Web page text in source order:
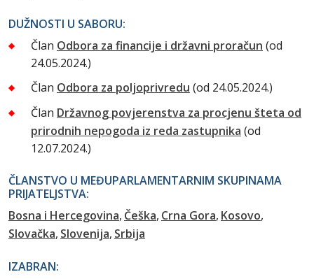
DUŽNOSTI U SABORU:
Član Odbora za financije i državni proračun (od
24.05.2024.)
Član Odbora za poljoprivredu (od 24.05.2024.)
Član Državnog povjerenstva za procjenu šteta od
prirodnih nepogoda iz reda zastupnika (od
12.07.2024.)
ČLANSTVO U MEĐUPARLAMENTARNIM SKUPINAMA
PRIJATELJSTVA:
Bosna i Hercegovina Češka Crna Gora Kosovo
Slovačka Slovenija Srbija
IZABRAN: